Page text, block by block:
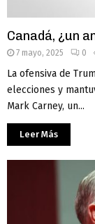
Canadá, ¿un
7 mayo, 2025 0
La ofensiva de
elecciones y
Mark Carney, un...
Leer Más